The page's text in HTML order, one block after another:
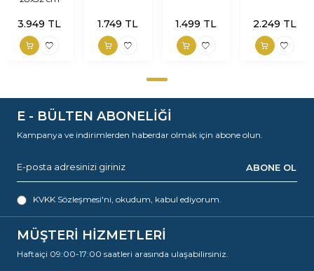
3.949 TL 1.749 TL 1.499 TL 2.249 TL
MÜŞTERİ HİZMETLERİ
Haftaiçi 09:00-17:00 saatleri arasında ulaşabilirsiniz.
E - BÜLTEN ABONELİĞİ
Kampanya ve indirimlerden haberdar olmak için abone olun.
ABONE OL
KVKK Sözleşmesi'ni, okudum, kabul ediyorum.